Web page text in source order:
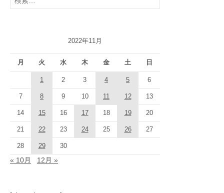
索:
2022年11月
月 火 水 木 金 土 日
1 2 3 4 5 6
7 8 9 10 11 12 13
14 15 16 17 18 19 20
21 22 23 24 25 26 27
28 29 30
« 10月 12月 »